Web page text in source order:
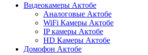
Видеокамеры Актобе
Аналоговые Актобе
WiFi Камеры Актобе
IP камеры Актобе
HD Камеры Актобе
Домофон Актобе